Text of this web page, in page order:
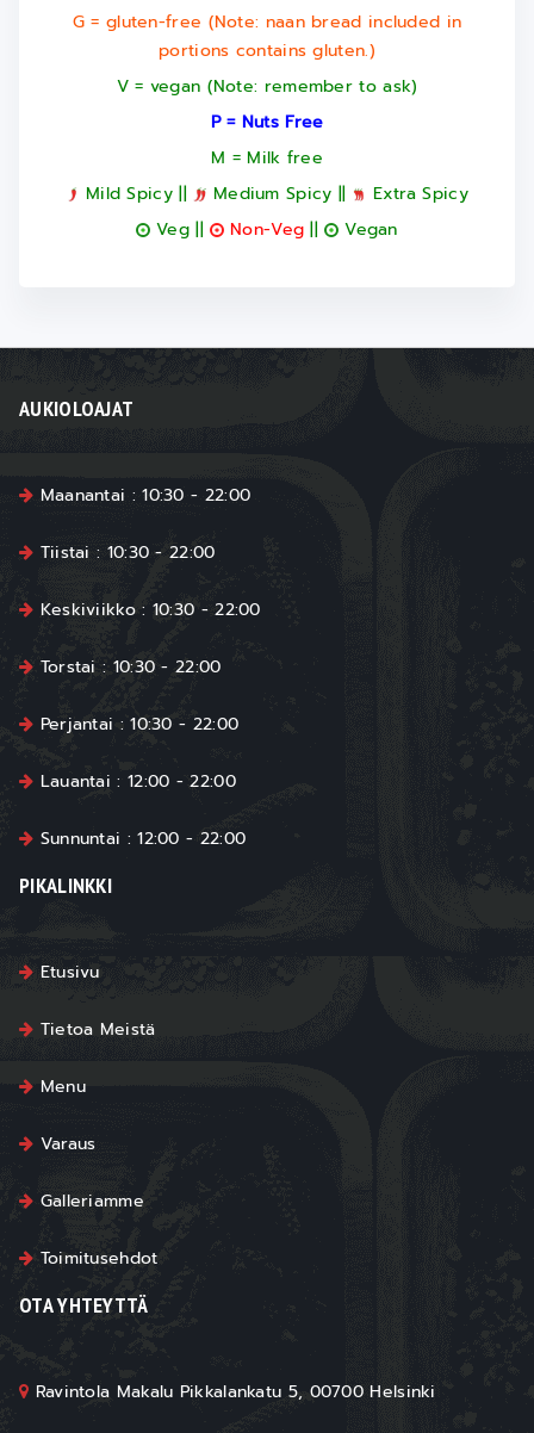
G = gluten-free (Note: naan bread included in
portions contains gluten.)
V = vegan (Note: remember to ask)
P = Nuts Free
M = Milk free
Mild Spicy ||
Medium Spicy ||
Extra Spicy
Veg ||
Non-Veg|| Vegan
AUKIOLOAJAT
Maanantai : 10:30 - 22:00
Tiistai : 10:30 - 22:00
Keskiviikko : 10:30 - 22:00
Torstai : 10:30 - 22:00
Perjantai : 10:30 - 22:00
Lauantai : 12:00 - 22:00
Sunnuntai : 12:00 - 22:00
PIKALINKKI
Etusivu
Tietoa Meistä
Menu
Varaus
Galleriamme
Toimitusehdot
OTA YHTEYTTÄ
Ravintola Makalu Pikkalankatu 5, 00700 Helsinki